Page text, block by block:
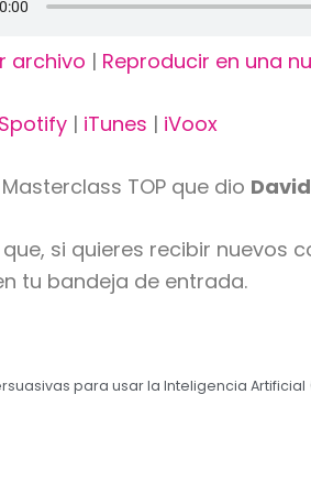
archivo | Reproducir en una
Spotify | iTunes | iVoox
TOP que dio
si quieres recibir nuevos
tu bandeja de entrada.
para usar la Inteligencia